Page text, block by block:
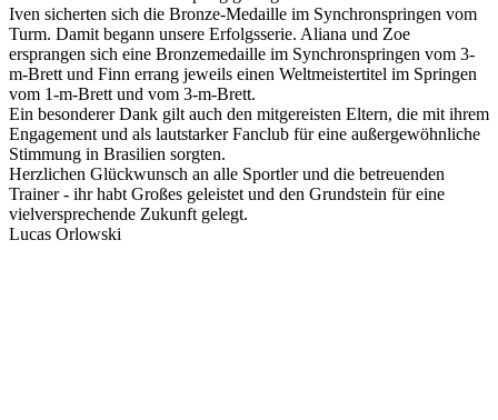
Iven sicherten sich die Bronze-Medaille im Synchronspringen vom
Turm. Damit begann unsere Erfolgsserie. Aliana und Zoe
ersprangen sich eine Bronzemedaille im Synchronspringen vom 3-
m-Brett und Finn errang jeweils einen Weltmeistertitel im Springen
vom 1-m-Brett und vom 3-m-Brett.
Ein besonderer Dank gilt auch den mitgereisten Eltern, die mit ihrem
Engagement und als lautstarker Fanclub für eine außergewöhnliche
Stimmung in Brasilien sorgten.
Herzlichen Glückwunsch an alle Sportler und die betreuenden
Trainer - ihr habt Großes geleistet und den Grundstein für eine
vielversprechende Zukunft gelegt.
Lucas Orlowski